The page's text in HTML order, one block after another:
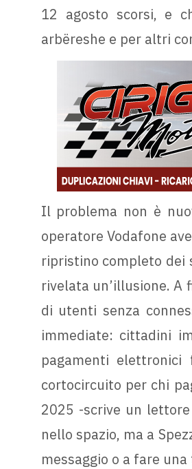
12 agosto scorsi, e
arbëreshe e per altri
Il problema non è
operatore Vodafone
ripristino completo dei
rivelata un’illusione. A
di utenti senza
immediate: cittadini
pagamenti
cortocircuito per chi
2025 -scrive un
nello spazio, ma a
messaggio o a fare